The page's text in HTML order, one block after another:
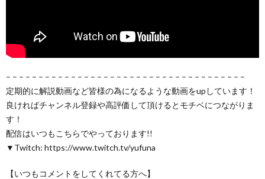
– – – – – – – – – – – – – – – – – – – – – – – – – – – – – – – – – – – – –
定期的に解説動画など皆様の為になるような動画をupしています！
良ければチャンネル登録や高評価して頂けるとモチベにつながりま
す！
配信はいつもこちらでやっております!!
▼Twitch: https://www.twitch.tv/yufuna
【いつもコメントをしてくれてる方へ】